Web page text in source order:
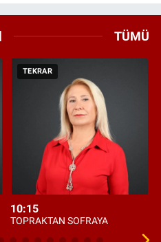
TÜMÜ
TEKRAR
10:15
TOPRAKTAN SOFRAYA